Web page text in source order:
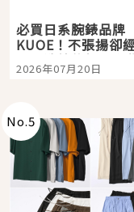
必買日系腕錶品牌
KUOE！不張揚卻
時間洗鍊的經典之
選
2026年07月20日
No.5